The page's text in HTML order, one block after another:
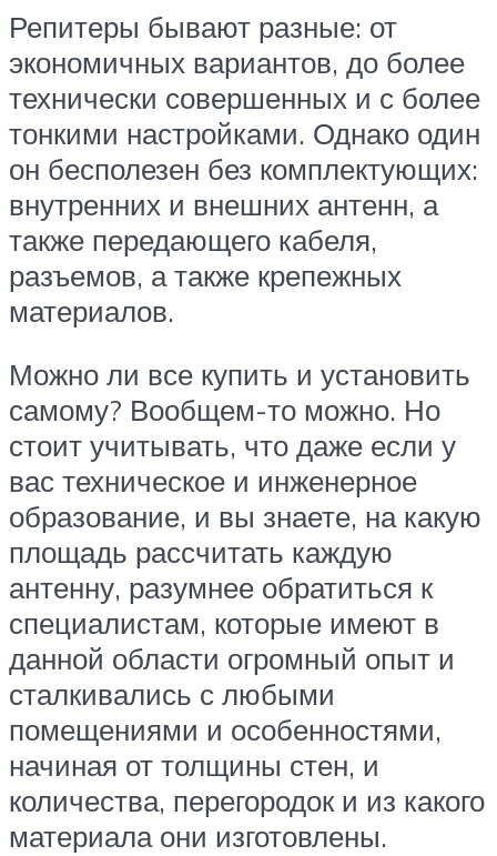
Репитеры бывают разные: от
экономичных вариантов, до более
технически совершенных и с более
тонкими настройками. Однако один
он бесполезен без комплектующих:
внутренних и внешних антенн, а
также передающего кабеля,
разъемов, а также крепежных
материалов.
Можно ли все купить и установить
самому? Вообщем-то можно. Но
стоит учитывать, что даже если у
вас техническое и инженерное
образование, и вы знаете, на какую
площадь рассчитать каждую
антенну, разумнее обратиться к
специалистам, которые имеют в
данной области огромный опыт и
сталкивались с любыми
помещениями и особенностями,
начиная от толщины стен, и
количества, перегородок и из какого
материала они изготовлены.